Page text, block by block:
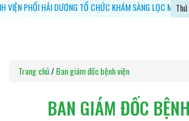
PHỔI HẢI DƯƠNG TỔ CHỨC KHÁM SÀNG LỌC MIỄN PHÍ
Trang chủ/Ban giám đốc bệnh viện
BAN GIÁM ĐỐC